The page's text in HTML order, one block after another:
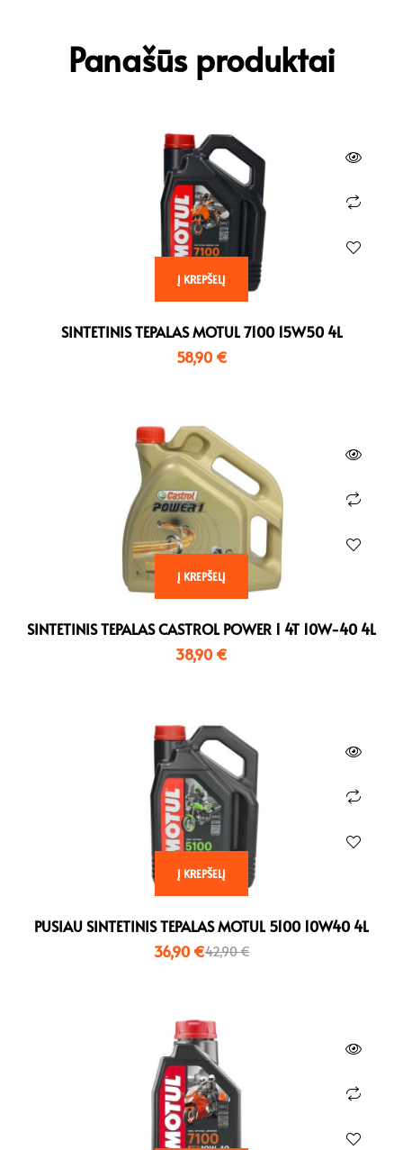
Panašūs produktai
Į KREPŠELĮ
SINTETINIS TEPALAS MOTUL 7100 15W50 4L
58,90 €
Į KREPŠELĮ
SINTETINIS TEPALAS CASTROL POWER 1 4T 10W-40 4L
38,90 €
Į KREPŠELĮ
PUSIAU SINTETINIS TEPALAS MOTUL 5100 10W40 4L
42,90€
36,90 €